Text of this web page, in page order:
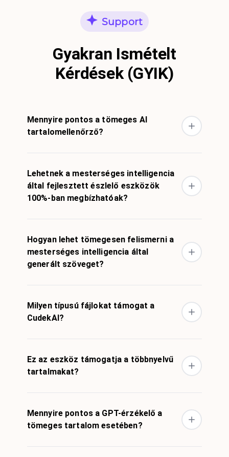
Support
Gyakran Ismételt
Kérdések (GYIK)
Mennyire pontos a tömeges AI
tartalomellenőrző?
Lehetnek a mesterséges intelligencia
által fejlesztett észlelő eszközök
100%-ban megbízhatóak?
Hogyan lehet tömegesen felismerni a
mesterséges intelligencia által
generált szöveget?
Milyen típusú fájlokat támogat a
CudekAI?
Ez az eszköz támogatja a többnyelvű
tartalmakat?
Mennyire pontos a GPT-érzékelő a
tömeges tartalom esetében?